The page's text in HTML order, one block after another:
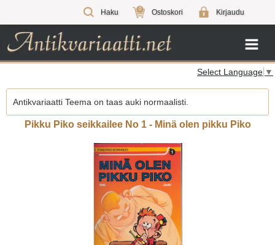
Haku 0 Ostoskori Kirjaudu
Select Language ▼
Antikvariaatti Teema on taas auki normaalisti.
Pikku Piko seikkailee No 1 - Minä olen pikku Piko